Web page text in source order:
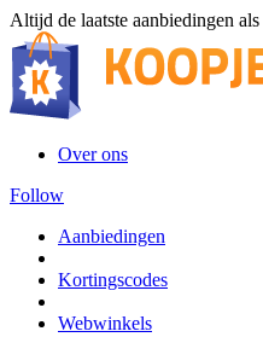
Altijd de laatste aanbiedingen als
Over ons
Follow
Aanbiedingen
Kortingscodes
Webwinkels